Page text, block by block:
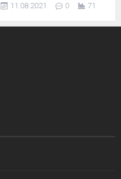
enflasyon, KDV indirimlerinin
11.08.2021 0 71